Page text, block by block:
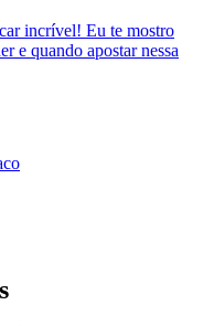
incrível! Eu te mostro
e quando apostar nessa